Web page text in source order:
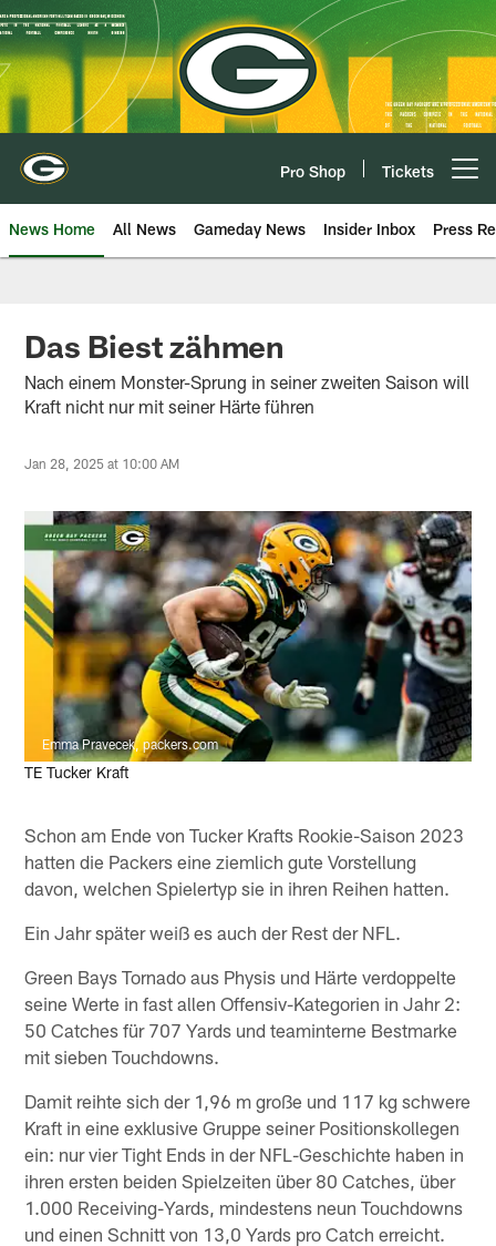
Skip
to
main
content
Pro Shop Tickets
News Home All News Gameday News Insider Inbox Press
Das Biest zähmen
Nach einem Monster-Sprung in seiner zweiten Saison will
Kraft nicht nur mit seiner Härte führen
Jan 28, 2025 at 10:00 AM
Emma Pravecek, packers.com
TE Tucker Kraft
Schon am Ende von Tucker Krafts Rookie-Saison 2023
hatten die Packers eine ziemlich gute Vorstellung
davon, welchen Spielertyp sie in ihren Reihen hatten.
Ein Jahr später weiß es auch der Rest der NFL.
Green Bays Tornado aus Physis und Härte verdoppelte
seine Werte in fast allen Offensiv-Kategorien in Jahr 2:
50 Catches für 707 Yards und teaminterne Bestmarke
mit sieben Touchdowns.
Damit reihte sich der 1,96 m große und 117 kg schwere
Kraft in eine exklusive Gruppe seiner Positionskollegen
ein: nur vier Tight Ends in der NFL-Geschichte haben in
ihren ersten beiden Spielzeiten über 80 Catches, über
1.000 Receiving-Yards, mindestens neun Touchdowns
und einen Schnitt von 13,0 Yards pro Catch erreicht.